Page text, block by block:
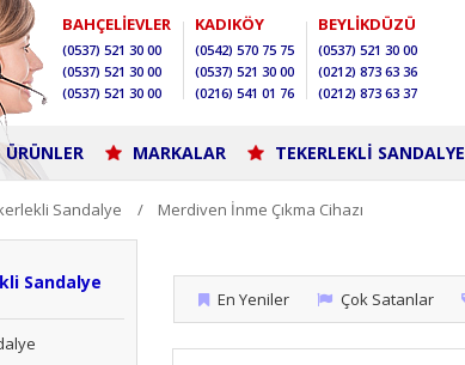
BAHÇELİEVLER
(0537) 521 30 00
(0537) 521 30 00
(0537) 521 30 00
KADIKÖY
(0542) 570 75 75
(0537) 521 30 00
(0216) 541 01 76
BEYLİKDÜZÜ
(0537) 521 30 00
(0212) 873 63 36
(0212) 873 63 37
ÜRÜNLER MARKALAR TEKERLEKLİ SANDALYE
Sandalye Merdiven İnme Çıkma Cihazı
Sandalye
En Yeniler Çok Satanlar